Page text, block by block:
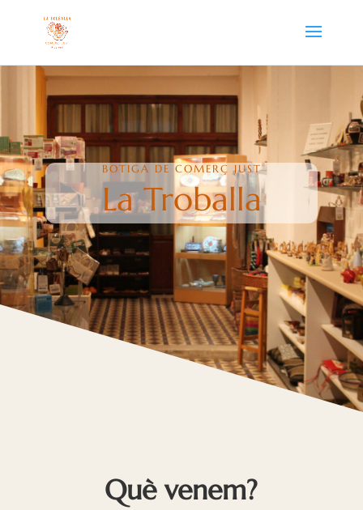
BOTIGA DE COMERÇ JUST
La Troballa
Què venem?